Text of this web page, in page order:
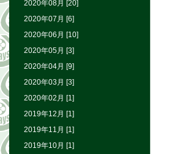
2020年08月 [20]
2020年07月 [6]
2020年06月 [10]
2020年05月 [3]
2020年04月 [9]
2020年03月 [3]
2020年02月 [1]
2019年12月 [1]
2019年11月 [1]
2019年10月 [1]